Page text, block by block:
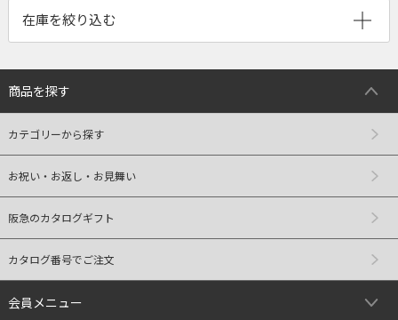
商品を探す
カテゴリーから探す
お祝い・お返し・お見舞い
阪急のカタログギフト
カタログ番号でご注文
会員メニュー